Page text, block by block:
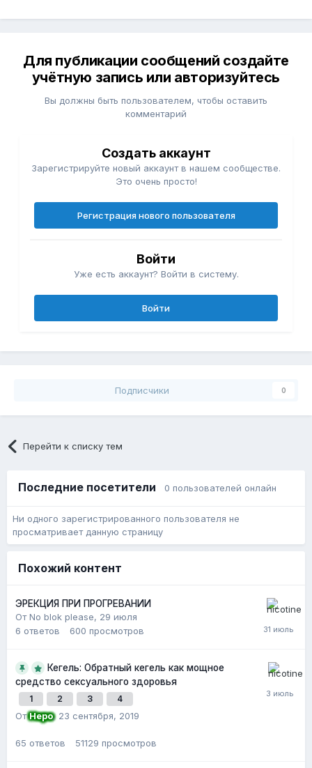
Для публикации сообщений создайте
учётную запись или авторизуйтесь
Вы должны быть пользователем, чтобы оставить
комментарий
Создать аккаунт
Зарегистрируйте новый аккаунт в нашем сообществе.
Это очень просто!
Регистрация нового пользователя
Войти
Уже есть аккаунт? Войти в систему.
Войти
Подписчики 0
Перейти к списку тем
Последние посетители 0 пользователей онлайн
Ни одного зарегистрированного пользователя не
просматривает данную страницу
Похожий контент
ЭРЕКЦИЯ ПРИ ПРОГРЕВАНИИ
От No blok please, 29 июля
6 ответов 600 просмотров
Кегель: Обратный кегель как мощное
средство сексуального здоровья
1 2 3 4
ОтНеро, 23 сентября, 2019
65 ответов 51129 просмотров